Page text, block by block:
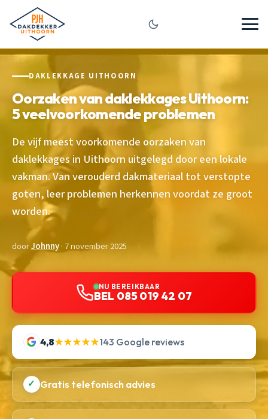
DAKLEKKAGE UITHOORN
Oorzaken van daklekkages Uithoorn:
5 veelvoorkomende problemen
De vijf meest voorkomende oorzaken van
daklekkages in Uithoorn uitgelegd door een lokale
vakman. Van verouderd dakmateriaal tot verstopte
goten, leer problemen herkennen voordat ze groot
worden.
doorJohnny· 7 november 2025
NU BEREIKBAAR
BEL 085 019 42 07
4,8★★★★★143 Google reviews
✓ Gratis telefonisch advies